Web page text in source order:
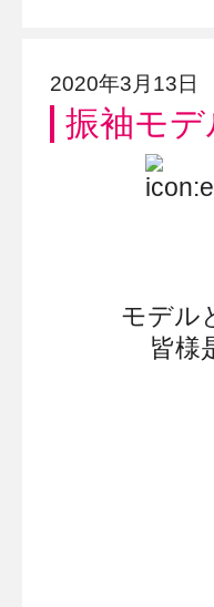
2020年3月13日
振袖モデ
モデル
皆様